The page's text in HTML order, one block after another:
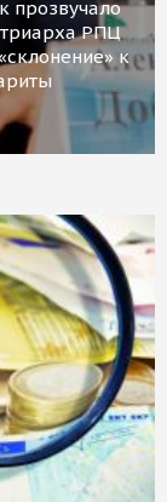
прозвучало
РПЦ
к